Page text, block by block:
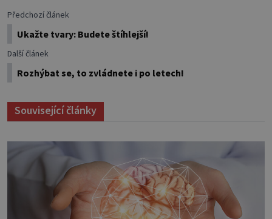
Předchozí článek
Ukažte tvary: Budete štíhlejší!
Další článek
Rozhýbat se, to zvládnete i po letech!
Související články